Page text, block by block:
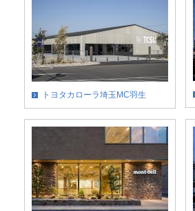
トヨタカローラ埼玉MC羽生